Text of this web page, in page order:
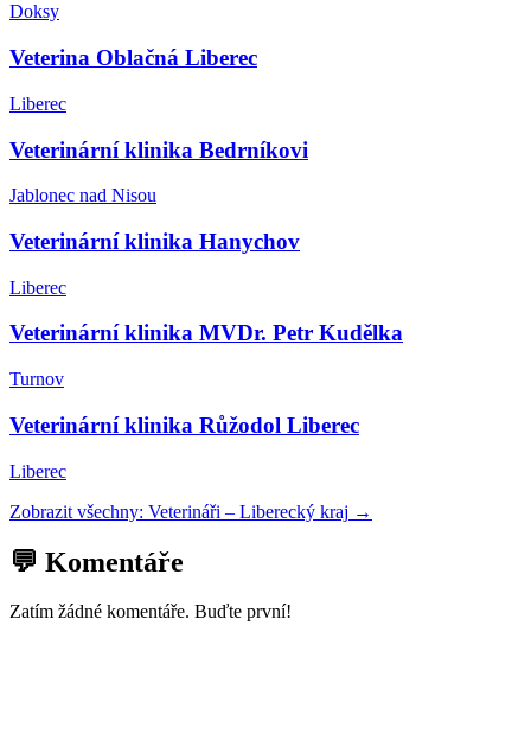
Doksy
Veterina Oblačná Liberec
Liberec
Veterinární klinika Bedrníkovi
Jablonec nad Nisou
Veterinární klinika Hanychov
Liberec
Veterinární klinika MVDr. Petr Kudělka
Turnov
Veterinární klinika Růžodol Liberec
Liberec
Zobrazit všechny: Veterináři – Liberecký kraj →
💬 Komentáře
Zatím žádné komentáře. Buďte první!